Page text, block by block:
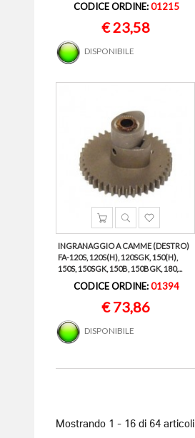
CODICE ORDINE:01215
€ 23,58
DISPONIBILE
INGRANAGGIO A CAMME (DESTRO)
FA-120S, 120S(H), 120SGK, 150(H),
150S, 150SGK, 150B, 150BGK, 180,...
CODICE ORDINE:01394
€ 73,86
DISPONIBILE
Mostrando 1 - 16 di 64 articoli